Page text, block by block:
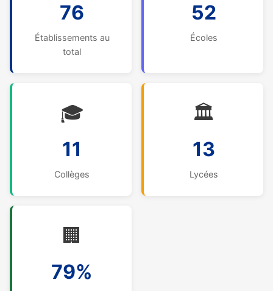
76
Établissements au
total
52
Écoles
🎓
11
Collèges
🏛️
13
Lycées
🏢
79%